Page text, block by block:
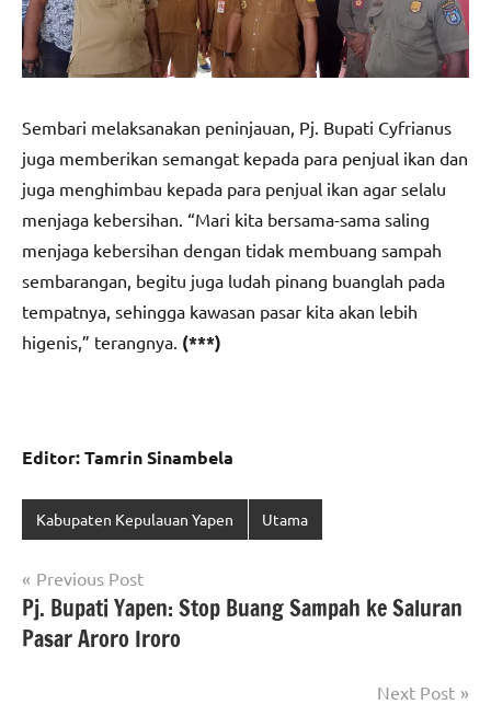
Sembari melaksanakan peninjauan, Pj. Bupati Cyfrianus
juga memberikan semangat kepada para penjual ikan dan
juga menghimbau kepada para penjual ikan agar selalu
menjaga kebersihan. “Mari kita bersama-sama saling
menjaga kebersihan dengan tidak membuang sampah
sembarangan, begitu juga ludah pinang buanglah pada
tempatnya, sehingga kawasan pasar kita akan lebih
higenis,” terangnya. (***)
Editor: Tamrin Sinambela
Kabupaten Kepulauan Yapen Utama
Navigasi
pos
Previous Post
Pj. Bupati Yapen: Stop Buang Sampah ke Saluran
Pasar Aroro Iroro
Next Post